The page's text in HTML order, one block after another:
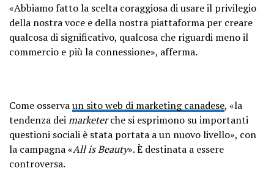
«Abbiamo fatto la scelta coraggiosa di usare il privilegio
della nostra voce e della nostra piattaforma per creare
qualcosa di significativo, qualcosa che riguardi meno il
commercio e più la connessione», afferma.
Come osservaun sito web di marketing canadese, «la
tendenza deimarketerche si esprimono su importanti
questioni sociali è stata portata a un nuovo livello», con
la campagna «All is Beauty». È destinata a essere
controversa.